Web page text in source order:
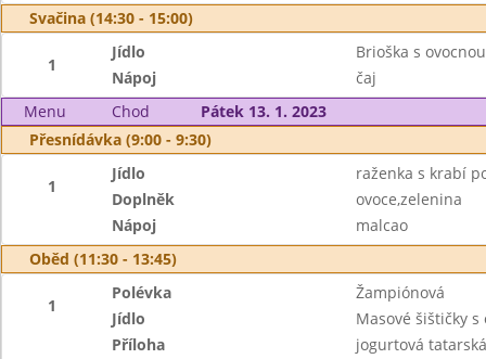
Svačina (14:30 - 15:00)
1
Jídlo
Brioška s
Nápoj
čaj
Menu
Chod
Pátek 13. 1. 2023
Přesnídávka (9:00 - 9:30)
1
Jídlo
raženka s krabí
Doplněk
ovoce,zelenina
Nápoj
malcao
Oběd (11:30 - 13:45)
1
Polévka
Žampiónová
Jídlo
Masové šištičky
Příloha
jogurtová